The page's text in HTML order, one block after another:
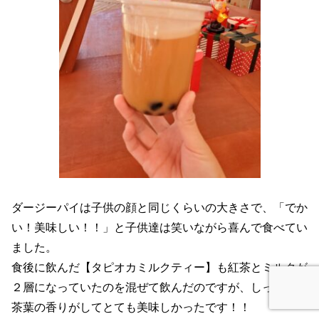
ダージーパイは子供の顔と同じくらいの大きさで、「でか
い！美味しい！！」と子供達は笑いながら喜んで食べてい
ました。
食後に飲んだ【タピオカミルクティー】も紅茶とミルクが
２層になっていたのを混ぜて飲んだのですが、しっかりと
茶葉の香りがしてとても美味しかったです！！